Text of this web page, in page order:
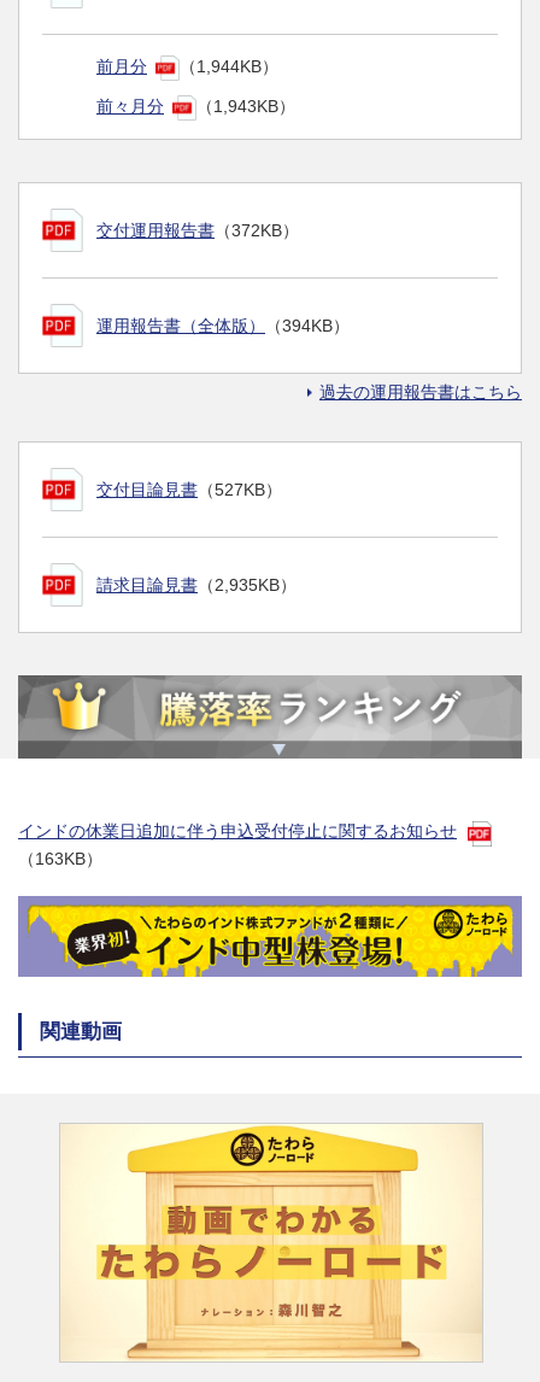
前月分 （1,944KB）
前々月分 （1,943KB）
交付運用報告書 （372KB）
運用報告書（全体版） （394KB）
過去の運用報告書はこちら
交付目論見書 （527KB）
請求目論見書 （2,935KB）
インドの休業日追加に伴う申込受付停止に関するお知らせ
（163KB）
関連動画